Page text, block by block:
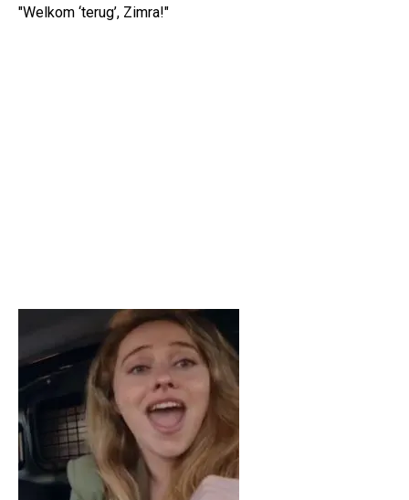
"Welkom ‘terug’, Zimra!"